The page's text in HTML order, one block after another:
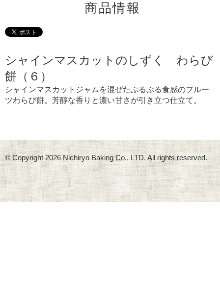
商品情報
シャインマスカットのしずく わらび
餅（６）
シャインマスカットジャムを混ぜたぷるぷる食感のフルー
ツわらび餅。芳醇な香りと濃い甘さが引き立つ仕立て。
© Copyright2026 Nichiryo Baking Co., LTD. All rights reserved.